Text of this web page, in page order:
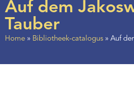
Auf dem
Tauber
Home » Bibliotheek-catalogus » Auf